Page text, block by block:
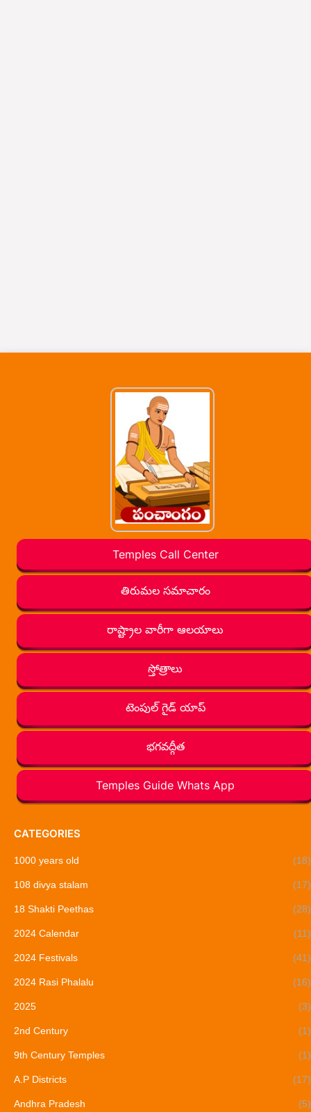
Temples Call Center
తిరుమల సమాచారం
రాష్ట్రాల వారీగా ఆలయాలు
స్తోత్రాలు
టెంపుల్ గైడ్ యాప్
భగవద్గీత
Temples Guide Whats App
CATEGORIES
1000 years old (18)
108 divya stalam (17)
18 Shakti Peethas (28)
2024 Calendar (11)
2024 Festivals (41)
2024 Rasi Phalalu (16)
2025 (3)
2nd Century (1)
9th Century Temples (1)
A.P Districts (17)
Andhra Pradesh (5)